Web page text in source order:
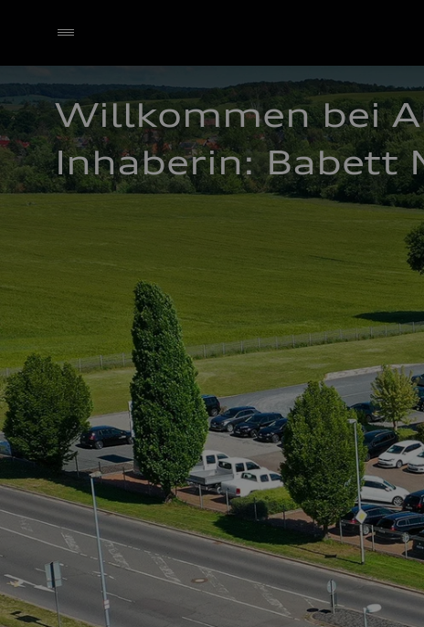
Willkommen bei
Inhaberin: Babett